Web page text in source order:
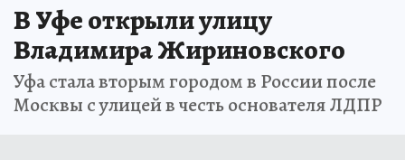
В Уфе открыли улицу
Владимира Жириновского
Уфа стала вторым городом в России после
Москвы с улицей в честь основателя ЛДПР